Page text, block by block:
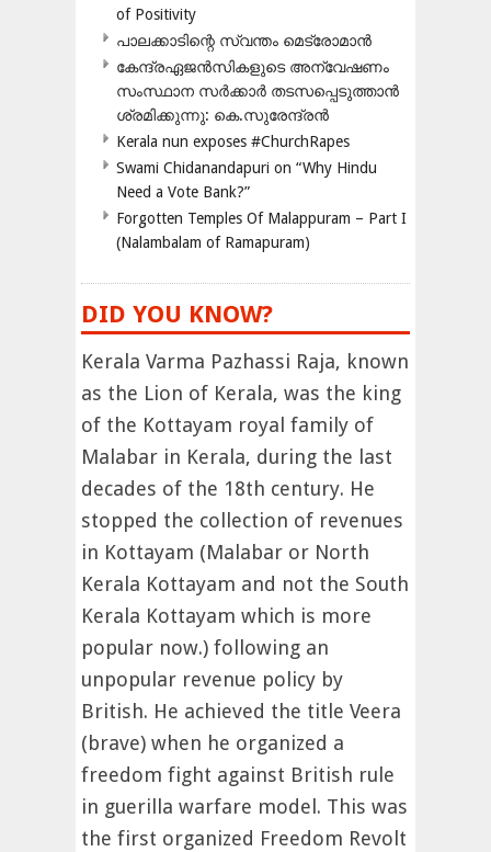
of Positivity
പാലക്കാടിന്റെ സ്വന്തം മെട്രോമാൻ
കേന്ദ്രഏജൻസികളുടെ അന്വേഷണം
സംസ്ഥാന സർക്കാർ തടസപ്പെടുത്താൻ
ശ്രമിക്കുന്നു: കെ.സുരേന്ദ്രൻ
Kerala nun exposes #ChurchRapes
Swami Chidanandapuri on “Why Hindu
Need a Vote Bank?”
Forgotten Temples Of Malappuram – Part I
(Nalambalam of Ramapuram)
DID YOU KNOW?
Kerala Varma Pazhassi Raja, known
as the Lion of Kerala, was the king
of the Kottayam royal family of
Malabar in Kerala, during the last
decades of the 18th century. He
stopped the collection of revenues
in Kottayam (Malabar or North
Kerala Kottayam and not the South
Kerala Kottayam which is more
popular now.) following an
unpopular revenue policy by
British. He achieved the title Veera
(brave) when he organized a
freedom fight against British rule
in guerilla warfare model. This was
the first organized Freedom Revolt